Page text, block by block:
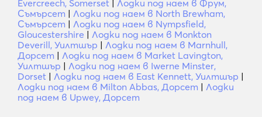
Evercreech, Somerset | Лодки под наем в Фрум,
Съмърсет | Лодки под наем в North Brewham,
Съмърсет | Лодки под наем в Nympsfield,
Gloucestershire | Лодки под наем в Monkton
Deverill, Уилтшър | Лодки под наем в Marnhull,
Дорсет | Лодки под наем в Market Lavington,
Уилтшър | Лодки под наем в Iwerne Minster,
Dorset | Лодки под наем в East Kennett, Уилтшър |
Лодки под наем в Milton Abbas, Дорсет | Лодки
под наем в Upwey, Дорсет